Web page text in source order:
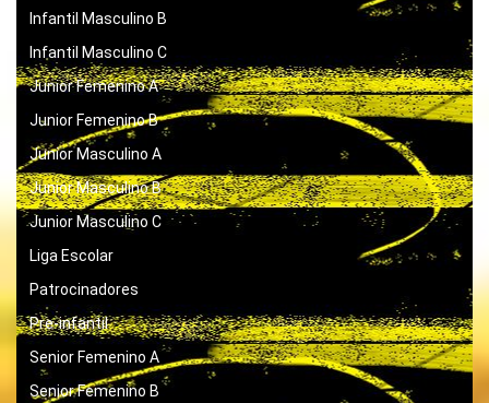
Infantil Masculino B
Infantil Masculino C
Junior Femenino A
Junior Femenino B
Junior Masculino A
Junior Masculino B
Junior Masculino C
Liga Escolar
Patrocinadores
Pre-infantil
Senior Femenino A
Senior Femenino B